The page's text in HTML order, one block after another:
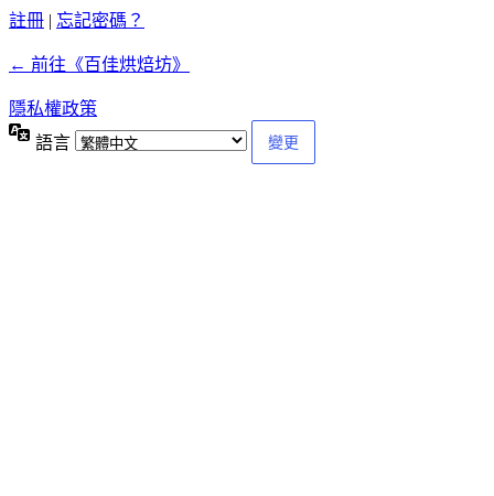
註冊 | 忘記密碼？
← 前往《百佳烘焙坊》
隱私權政策
語言